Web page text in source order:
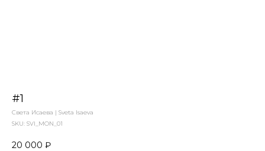
#1
Света Исаева | Sveta Isaeva
SKU: SVI_MON_01
20 000 ₽